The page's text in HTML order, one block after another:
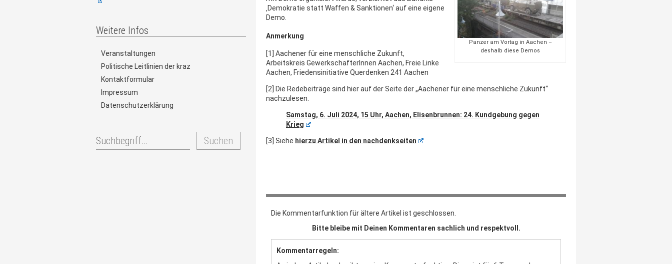
Panzer am Vortag in Aachen –
deshalb diese Demos
‚Demokratie statt Waffen & Sanktionen‘ auf eine eigene
Demo.
Anmerkung
[1] Aachener für eine menschliche Zukunft,
Arbeitskreis GewerkschafterInnen Aachen, Freie Linke
Aachen, Friedensinitiative Querdenken 241 Aachen
[2] Die Redebeiträge sind hier auf der Seite der „Aachener für eine menschliche Zukunft“
nachzulesen.
Samstag, 6. Juli 2024, 15 Uhr, Aachen, Elisenbrunnen: 24. Kundgebung gegen
Krieg
[3] Siehe hierzu Artikel in den nachdenkseiten
Die Kommentarfunktion für ältere Artikel ist geschlossen.
Bitte bleibe mit Deinen Kommentaren sachlich und respektvoll.
Kommentarregeln:
Weitere Infos
Veranstaltungen
Politische Leitlinien der kraz
Kontaktformular
Impressum
Datenschutzerklärung
Suchen